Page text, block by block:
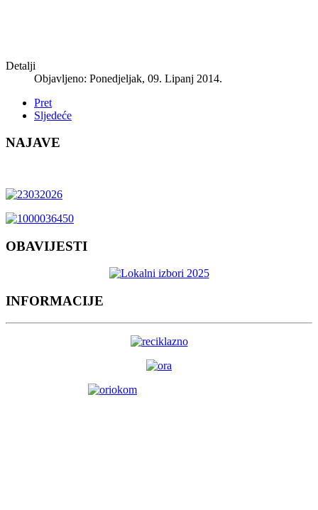
Detalji
Objavljeno: Ponedjeljak, 09. Lipanj 2014.
Pret
Sljedeće
NAJAVE
OBAVIJESTI
INFORMACIJE